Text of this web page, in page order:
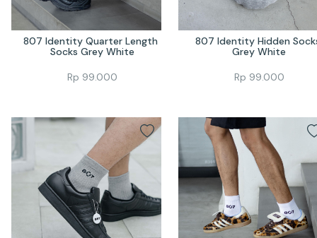
807 Identity Quarter Length
Socks Grey White
Rp 99.000
807 Identity Hidden
Grey White
Rp 99.000